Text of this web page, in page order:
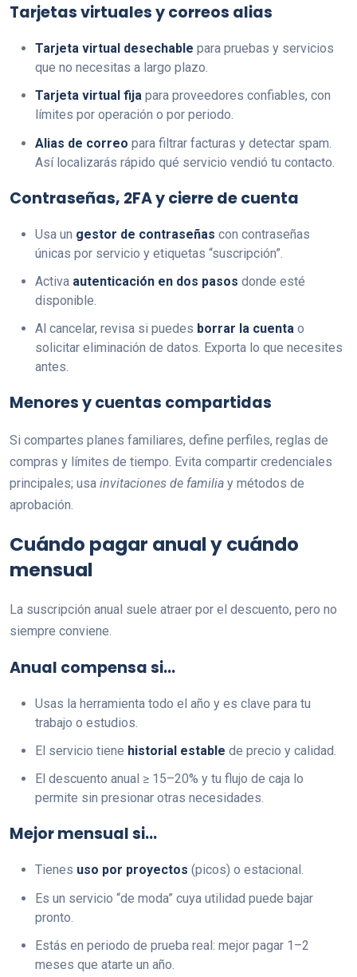
Tarjetas virtuales y correos alias
Tarjeta virtual desechable para pruebas y servicios
que no necesitas a largo plazo.
Tarjeta virtual fija para proveedores confiables, con
límites por operación o por periodo.
Alias de correo para filtrar facturas y detectar spam.
Así localizarás rápido qué servicio vendió tu contacto.
Contraseñas, 2FA y cierre de cuenta
Usa un gestor de contraseñas con contraseñas
únicas por servicio y etiquetas “suscripción”.
Activa autenticación en dos pasos donde esté
disponible.
Al cancelar, revisa si puedes borrar la cuenta o
solicitar eliminación de datos. Exporta lo que necesites
antes.
Menores y cuentas compartidas
Si compartes planes familiares, define perfiles, reglas de
compras y límites de tiempo. Evita compartir credenciales
principales; usa invitaciones de familia y métodos de
aprobación.
Cuándo pagar anual y cuándo
mensual
La suscripción anual suele atraer por el descuento, pero no
siempre conviene.
Anual compensa si…
Usas la herramienta todo el año y es clave para tu
trabajo o estudios.
El servicio tiene historial estable de precio y calidad.
El descuento anual ≥ 15–20% y tu flujo de caja lo
permite sin presionar otras necesidades.
Mejor mensual si…
Tienes uso por proyectos (picos) o estacional.
Es un servicio “de moda” cuya utilidad puede bajar
pronto.
Estás en periodo de prueba real: mejor pagar 1–2
meses que atarte un año.